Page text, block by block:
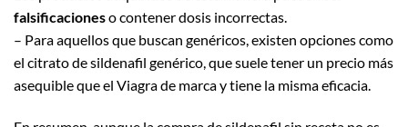
falsificacioneso contener dosis incorrectas.
– Para aquellos que buscan genéricos, existen opciones como
el citrato de sildenafil genérico, que suele tener un precio más
asequible que el Viagra de marca y tiene la misma eficacia.